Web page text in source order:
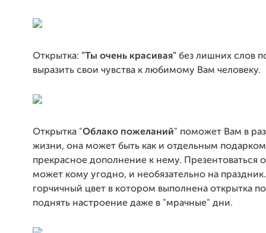
Открытка: "Ты очень красивая" без лишних слов
выразить свои чувства к любимому Вам человеку.
Открытка "Облако пожеланий" поможет Вам в
жизни, она может быть как и отдельным
прекрасное дополнение к нему. Презентоваться
может кому угодно, и необязательно на
горчичный цвет в котором выполнена открытка
поднять настроение даже в "мрачные" дни.